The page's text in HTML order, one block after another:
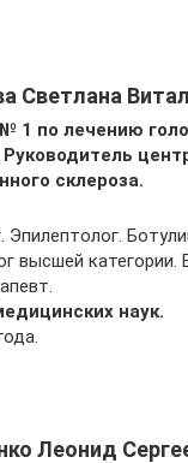
Светлана
1 по лечению
склероза.
Эпилептолог.
высшей категории.
наук.
Леонид